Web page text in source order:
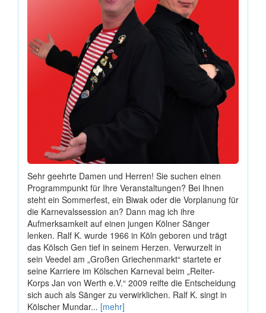
Sehr geehrte Damen und Herren! Sie suchen einen
Programmpunkt für Ihre Veranstaltungen? Bei Ihnen
steht ein Sommerfest, ein Biwak oder die Vorplanung für
die Karnevalssession an? Dann mag ich ihre
Aufmerksamkeit auf einen jungen Kölner Sänger
lenken. Ralf K. wurde 1966 in Köln geboren und trägt
das Kölsch Gen tief in seinem Herzen. Verwurzelt in
sein Veedel am „Großen Griechenmarkt“ startete er
seine Karriere im Kölschen Karneval beim „Reiter-
Korps Jan von Werth e.V.“ 2009 reifte die Entscheidung
sich auch als Sänger zu verwirklichen. Ralf K. singt in
Kölscher Mundar... [mehr]